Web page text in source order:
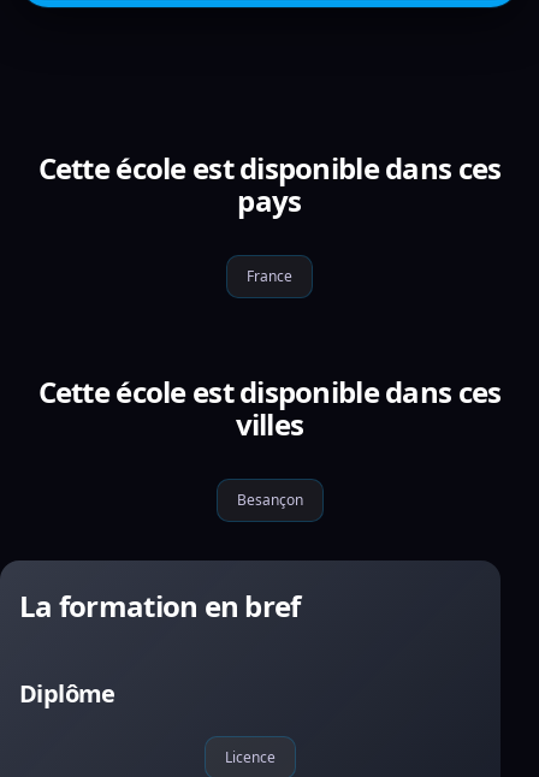
Cette école est disponible dans ces
pays
France
Cette école est disponible dans ces
villes
Besançon
La formation en bref
Diplôme
Licence